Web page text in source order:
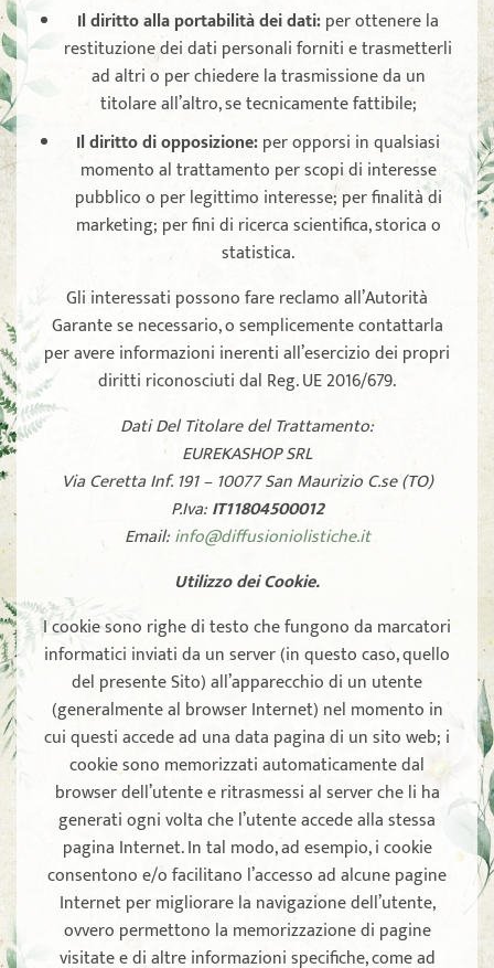
Il diritto alla portabilità dei dati:per ottenere la
restituzione dei dati personali forniti e trasmetterli
ad altri o per chiedere la trasmissione da un
titolare all’altro, se tecnicamente fattibile;
Il diritto di opposizione:per opporsi in qualsiasi
momento al trattamento per scopi di interesse
pubblico o per legittimo interesse; per finalità di
marketing; per fini di ricerca scientifica, storica o
statistica.
Gli interessati possono fare reclamo all’Autorità
Garante se necessario, o semplicemente contattarla
per avere informazioni inerenti all’esercizio dei propri
diritti riconosciuti dal Reg. UE 2016/679.
Dati Del Titolare del Trattamento:
EUREKASHOP SRL
Via Ceretta Inf. 191 – 10077 San Maurizio C.se (TO)
P.Iva:IT11804500012
Email:info@diffusioniolistiche.it
Utilizzo dei Cookie.
I cookie sono righe di testo che fungono da marcatori
informatici inviati da un server (in questo caso, quello
del presente Sito) all’apparecchio di un utente
(generalmente al browser Internet) nel momento in
cui questi accede ad una data pagina di un sito web; i
cookie sono memorizzati automaticamente dal
browser dell’utente e ritrasmessi al server che li ha
generati ogni volta che l’utente accede alla stessa
pagina Internet. In tal modo, ad esempio, i cookie
consentono e/o facilitano l’accesso ad alcune pagine
Internet per migliorare la navigazione dell’utente,
ovvero permettono la memorizzazione di pagine
visitate e di altre informazioni specifiche, come ad